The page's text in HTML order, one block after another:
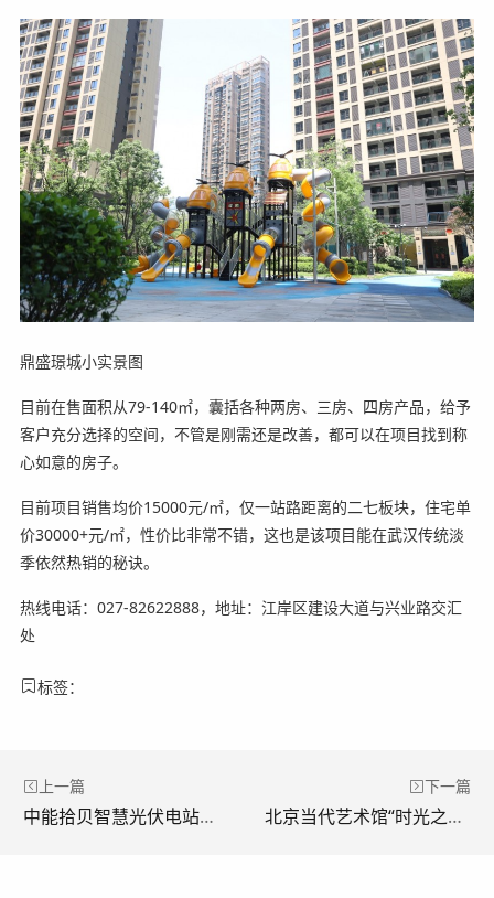
鼎盛璟城小实景图
目前在售面积从79-140㎡，囊括各种两房、三房、四房产品，给予
客户充分选择的空间，不管是刚需还是改善，都可以在项目找到称
心如意的房子。
目前项目销售均价15000元/㎡，仅一站路距离的二七板块，住宅单
价30000+元/㎡，性价比非常不错，这也是该项目能在武汉传统淡
季依然热销的秘诀。
热线电话：027-82622888，地址：江岸区建设大道与兴业路交汇
处
标签：
上一篇
中能拾贝智慧光伏电站解决方案，开辟行业高质量发展新路径
下一篇
北京当代艺术馆“时光之花”第三届女性艺术家作品年展暨“艺术之秋”第三届国际公共艺术年展双展互动，盛大开幕！